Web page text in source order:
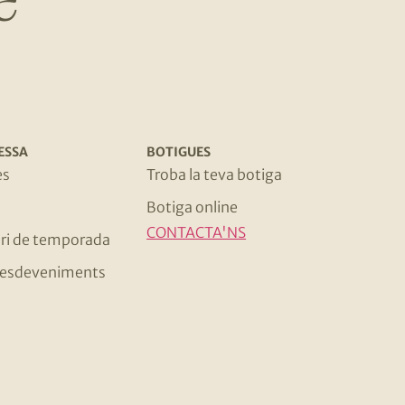
de temporada
BOTIGUES
Troba la teva botiga
Botiga online
CONTACTA'NS